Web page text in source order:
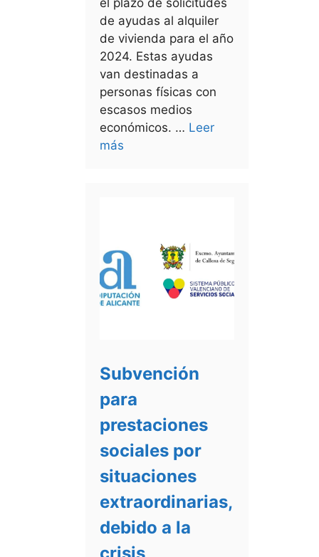
el plazo de solicitudes
de ayudas al alquiler
de vivienda para el año
2024. Estas ayudas
van destinadas a
personas físicas con
escasos medios
económicos. … Leer
más
Subvención
para
prestaciones
sociales por
situaciones
extraordinarias,
debido a la